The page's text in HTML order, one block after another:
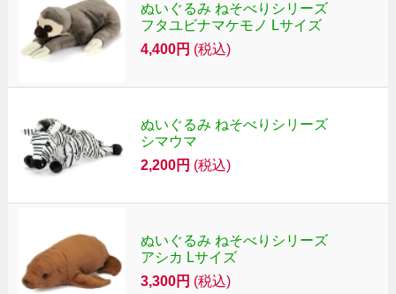
ぬいぐるみ ねそべりシリーズ
フタユビナマケモノ Lサイズ
4,400円 (税込)
ぬいぐるみ ねそべりシリーズ
シマウマ
2,200円 (税込)
ぬいぐるみ ねそべりシリーズ
アシカ Lサイズ
3,300円 (税込)